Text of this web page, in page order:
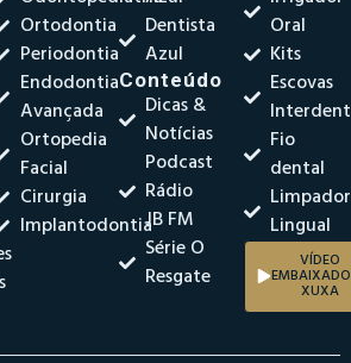
Ortodontia
Periodontia
Endodontia
Avançada
Ortopedia
Facial
Cirurgia
Implantodontia
Dentista
Azul
Conteúdo
Dicas &
Notícias
Podcast
Rádio
JB FM
Série O
Resgate
Oral
Kits
Escovas
Fio
dental
Limpador
Lingual
VÍDEO
XUXA